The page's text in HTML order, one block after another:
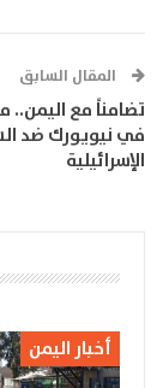
المقال السابق
تضامناً مع اليمن..
في نيويورك ضد
الإسرائيلية
أخبار اليمن